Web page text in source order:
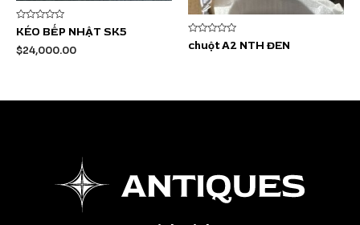
Được
xếp
hạng
0
KÉO BẾP NHẬT SK5
$24,000.00
Được
xếp
chuột A2 NTH ĐEN